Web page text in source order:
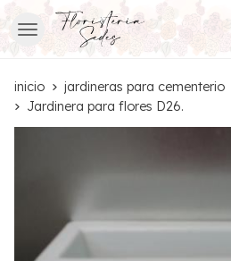
inicio jardineras para cementerio
Jardinera para flores D26.